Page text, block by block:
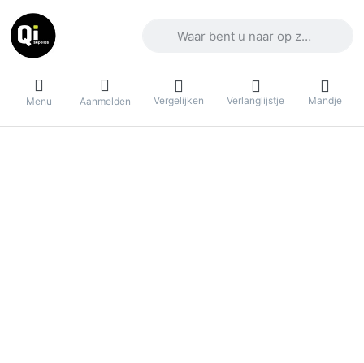
Menu Aanmelden Vergelijken Verlanglijstje Mandje